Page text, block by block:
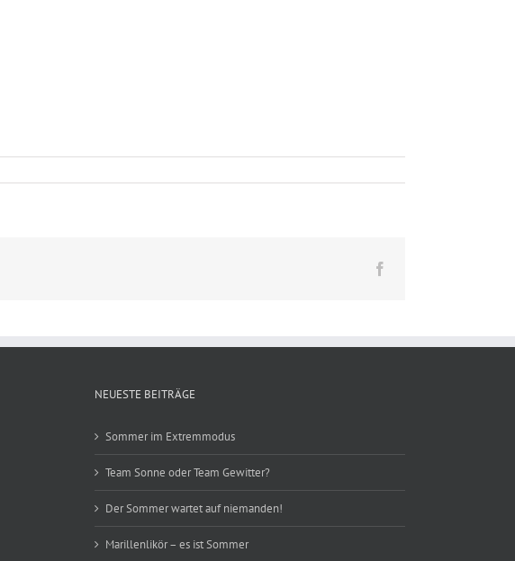
NEUESTE BEITRÄGE
Sommer im Extremmodus
Team Sonne oder Team Gewitter?
Der Sommer wartet auf niemanden!
Marillenlikör – es ist Sommer